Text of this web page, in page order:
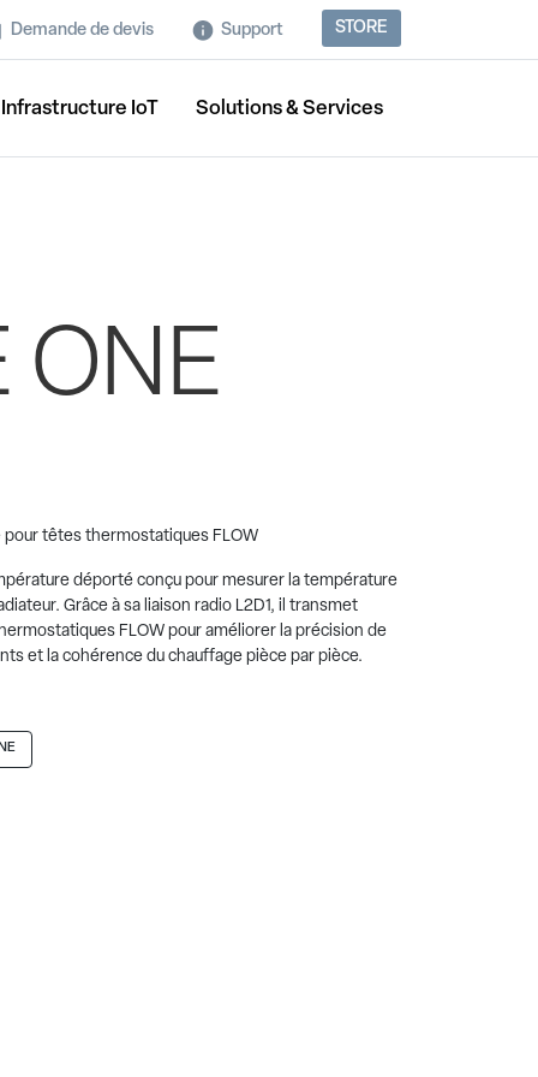
Demande de devis Support STORE
Infrastructure IoT Solutions & Services
ONE
têtes thermostatiques FLOW
déporté conçu pour mesurer la température
Grâce à sa liaison radio L2D1, il transmet
FLOW pour améliorer la précision de
et la cohérence du chauffage pièce par pièce.